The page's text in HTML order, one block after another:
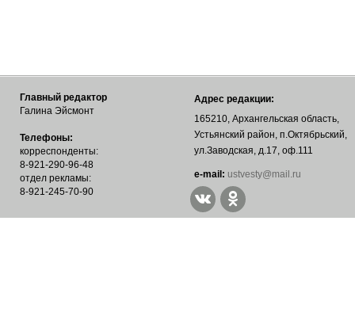
Главный редактор
Галина Эйсмонт
Телефоны:
корреспонденты:
8-921-290-96-48
отдел рекламы:
8-921-245-70-90
Адрес редакции:
165210, Архангельская область,
Устьянский район, п.Октябрьский,
ул.Заводская, д.17, оф.111
е-mail: ustvesty@mail.ru